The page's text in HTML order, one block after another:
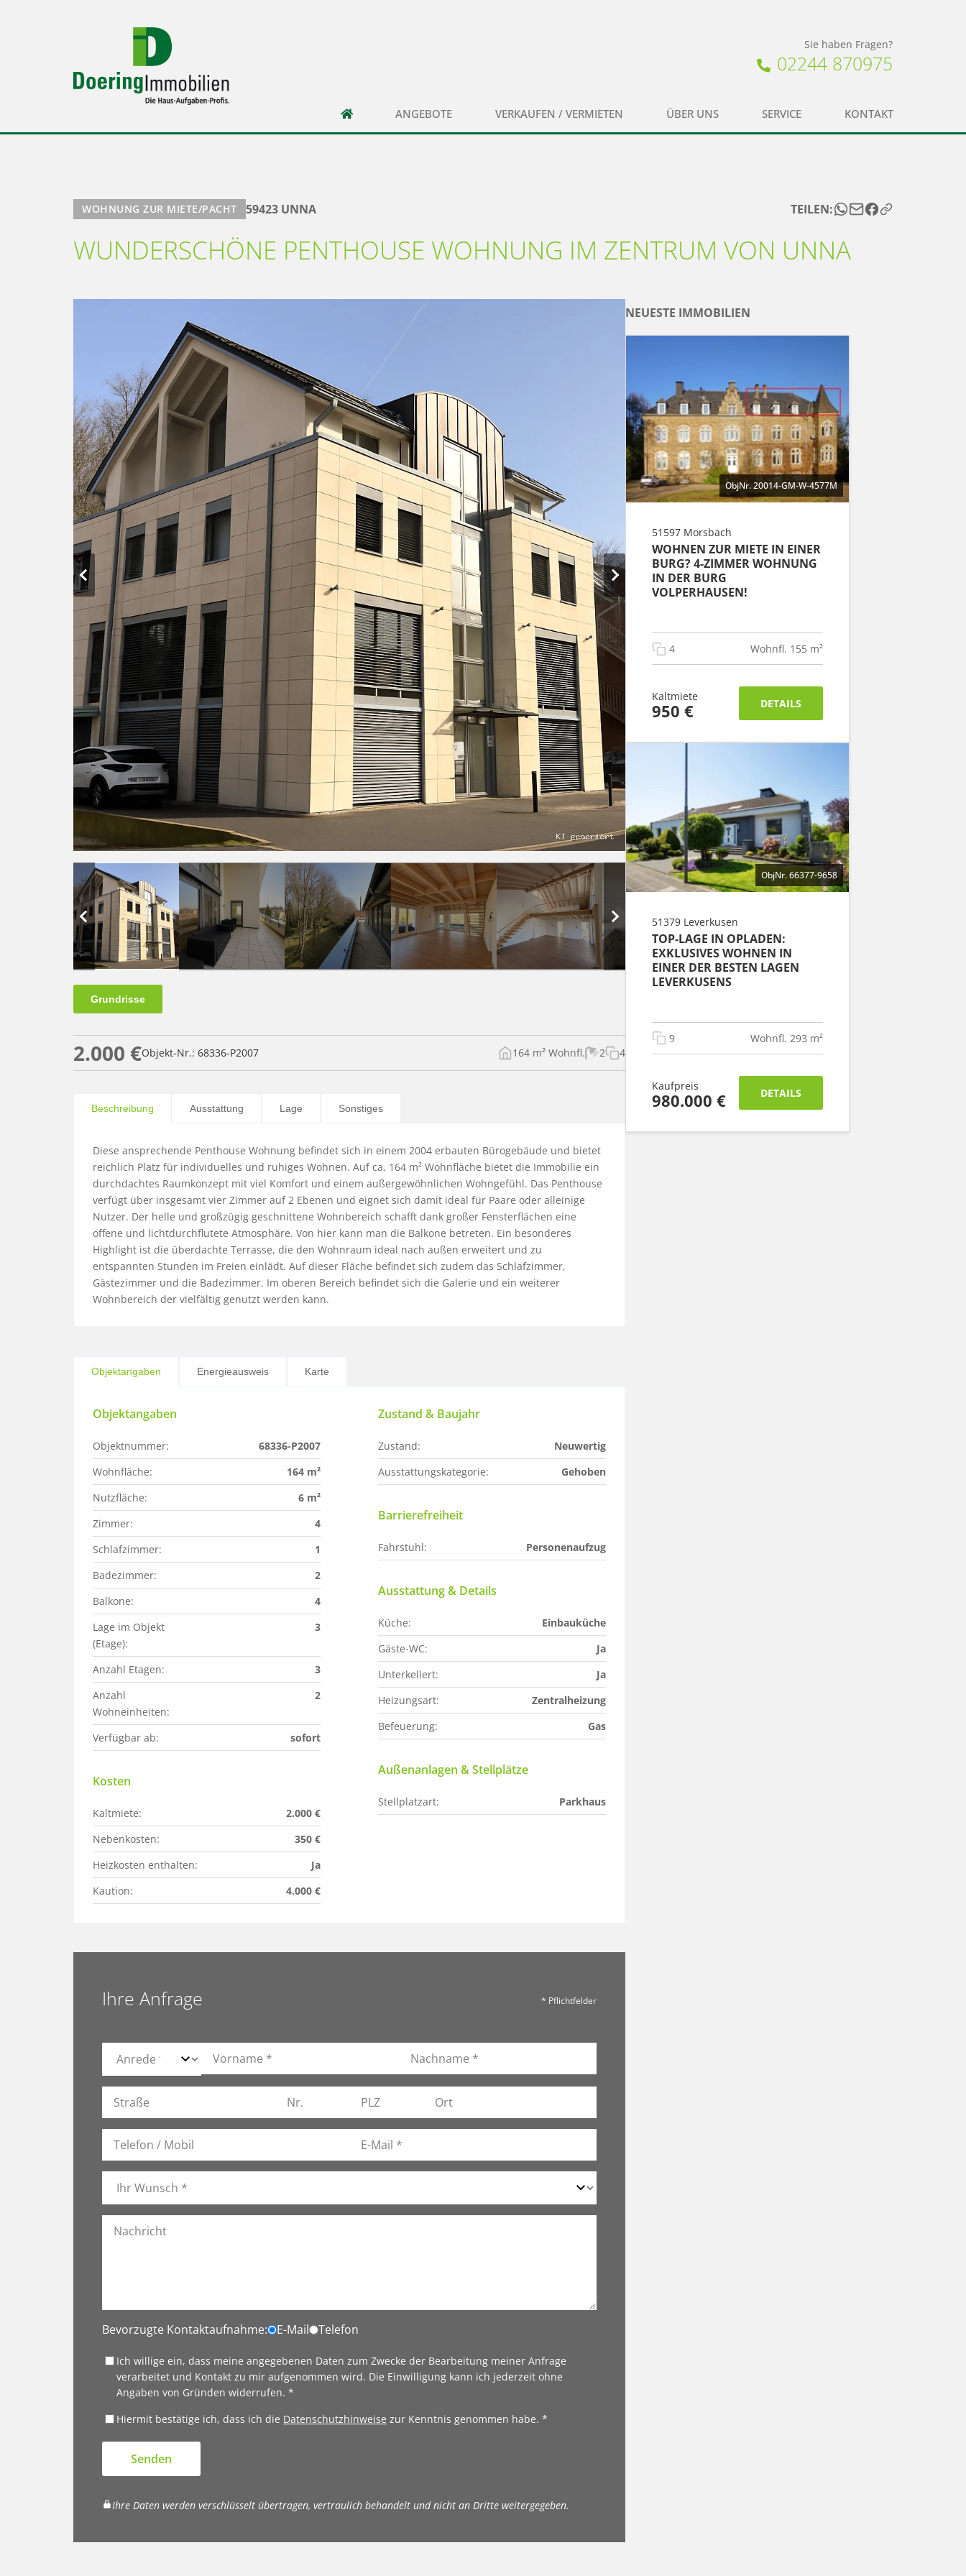
Sie haben Fragen?
02244 870975
ANGEBOTE VERKAUFEN / VERMIETEN ÜBER UNS SERVICE KONTAKT
WOHNUNG ZUR MIETE/PACHT 59423 UNNA TEILEN:
WUNDERSCHÖNE PENTHOUSE WOHNUNG IM ZENTRUM VON UNNA
Grundrisse
2.000 €Objekt-Nr.: 68336-P2007 164 m² Wohnfl. 2 4
Beschreibung Ausstattung Lage Sonstiges
Diese ansprechende Penthouse Wohnung befindet sich in einem 2004 erbauten Bürogebäude und bietet
reichlich Platz für individuelles und ruhiges Wohnen. Auf ca. 164 m² Wohnfläche bietet die Immobilie ein
durchdachtes Raumkonzept mit viel Komfort und einem außergewöhnlichen Wohngefühl. Das Penthouse
verfügt über insgesamt vier Zimmer auf 2 Ebenen und eignet sich damit ideal für Paare oder alleinige
Nutzer. Der helle und großzügig geschnittene Wohnbereich schafft dank großer Fensterflächen eine
offene und lichtdurchflutete Atmosphäre. Von hier kann man die Balkone betreten. Ein besonderes
Highlight ist die überdachte Terrasse, die den Wohnraum ideal nach außen erweitert und zu
entspannten Stunden im Freien einlädt. Auf dieser Fläche befindet sich zudem das Schlafzimmer,
Gästezimmer und die Badezimmer. Im oberen Bereich befindet sich die Galerie und ein weiterer
Wohnbereich der vielfältig genutzt werden kann.
Objektangaben Energieausweis Karte
Objektangaben
Objektnummer:
68336-P2007
Wohnfläche:
164 m²
Nutzfläche:
6 m²
Zimmer:
4
Schlafzimmer:
1
Badezimmer:
2
Balkone:
4
Lage im Objekt
(Etage):
3
Anzahl Etagen:
3
Anzahl
Wohneinheiten:
2
Verfügbar ab: sofort
Kosten
Kaltmiete:
2.000 €
Nebenkosten:
350 €
Heizkosten enthalten:
Ja
Kaution:
4.000 €
Zustand & Baujahr
Zustand:
Neuwertig
Ausstattungskategorie:
Gehoben
Barrierefreiheit
Fahrstuhl: Personenaufzug
Ausstattung & Details
Küche:
Einbauküche
Gäste-WC:
Ja
Unterkellert:
Ja
Heizungsart:
Zentralheizung
Befeuerung:
Gas
Außenanlagen & Stellplätze
Stellplatzart: Parkhaus
Ihre Anfrage * Pflichtfelder
Bevorzugte Kontaktaufnahme: E-Mail Telefon
Ich willige ein, dass meine angegebenen Daten zum Zwecke der Bearbeitung meiner Anfrage
verarbeitet und Kontakt zu mir aufgenommen wird. Die Einwilligung kann ich jederzeit ohne
Angaben von Gründen widerrufen. *
Hiermit bestätige ich, dass ich die Datenschutzhinweise zur Kenntnis genommen habe. *
Senden
Ihre Daten werden verschlüsselt übertragen, vertraulich behandelt und nicht an Dritte weitergegeben.
NEUESTE IMMOBILIEN
ObjNr. 20014-GM-W-4577M
51597 Morsbach
WOHNEN ZUR MIETE IN EINER
BURG? 4-ZIMMER WOHNUNG
IN DER BURG
VOLPERHAUSEN!
4 Wohnfl. 155 m²
Kaltmiete
950 € DETAILS
ObjNr. 66377-9658
51379 Leverkusen
TOP-LAGE IN OPLADEN:
EXKLUSIVES WOHNEN IN
EINER DER BESTEN LAGEN
LEVERKUSENS
9 Wohnfl. 293 m²
Kaufpreis
980.000 € DETAILS